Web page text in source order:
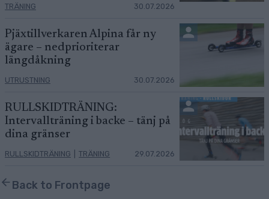
TRÄNING 30.07.2026
Pjäxtillverkaren Alpina får ny
ägare – nedprioriterar
längdåkning
UTRUSTNING 30.07.2026
RULLSKIDTRÄNING:
Intervallträning i backe – tänj på
dina gränser
RULLSKIDTRÄNING TRÄNING 29.07.2026
Back to Frontpage